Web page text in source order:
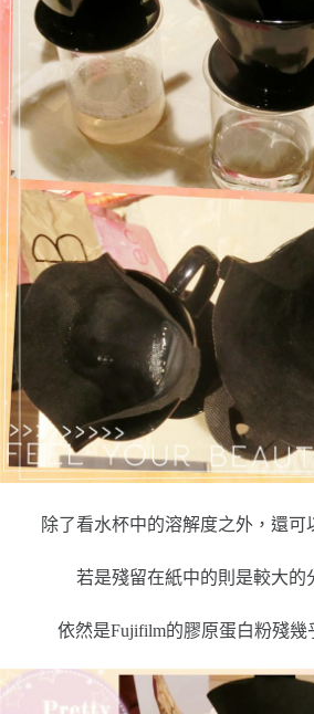
除了看水杯中的溶解度之外，還可
若是殘留在紙中的則是較大的
依然是Fujifilm的膠原蛋白粉殘幾